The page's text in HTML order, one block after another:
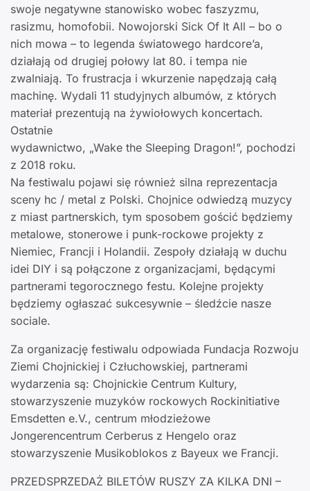
swoje negatywne stanowisko wobec faszyzmu,
rasizmu, homofobii. Nowojorski Sick Of It All – bo o
nich mowa – to legenda światowego hardcore’a,
działają od drugiej połowy lat 80. i tempa nie
zwalniają. To frustracja i wkurzenie napędzają całą
machinę. Wydali 11 studyjnych albumów, z których
materiał prezentują na żywiołowych koncertach.
Ostatnie
wydawnictwo, „Wake the Sleeping Dragon!”, pochodzi
z 2018 roku.
Na festiwalu pojawi się również silna reprezentacja
sceny hc / metal z Polski. Chojnice odwiedzą muzycy
z miast partnerskich, tym sposobem gościć będziemy
metalowe, stonerowe i punk-rockowe projekty z
Niemiec, Francji i Holandii. Zespoły działają w duchu
idei DIY i są połączone z organizacjami, będącymi
partnerami tegorocznego festu. Kolejne projekty
będziemy ogłaszać sukcesywnie – śledźcie nasze
sociale.
Za organizację festiwalu odpowiada Fundacja Rozwoju
Ziemi Chojnickiej i Człuchowskiej, partnerami
wydarzenia są: Chojnickie Centrum Kultury,
stowarzyszenie muzyków rockowych Rockinitiative
Emsdetten e.V., centrum młodzieżowe
Jongerencentrum Cerberus z Hengelo oraz
stowarzyszenie Musikoblokos z Bayeux we Francji.
PRZEDSPRZEDAŻ BILETÓW RUSZY ZA KILKA DNI –